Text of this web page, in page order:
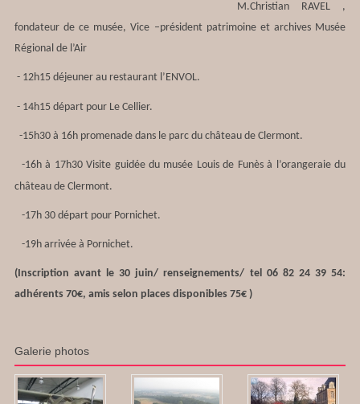
M.Christian RAVEL ,
fondateur de ce musée, Vice –président patrimoine et archives Musée
Régional de l’Air
- 12h15 déjeuner au restaurant l’ENVOL.
- 14h15 départ pour Le Cellier.
-15h30 à 16h promenade dans le parc du château de Clermont.
-16h à 17h30 Visite guidée du musée Louis de Funès à l’orangeraie du
château de Clermont.
-17h 30 départ pour Pornichet.
-19h arrivée à Pornichet.
(Inscription avant le 30 juin/ renseignements/ tel 06 82 24 39 54:
adhérents 70€, amis selon places disponibles 75€ )
Galerie photos